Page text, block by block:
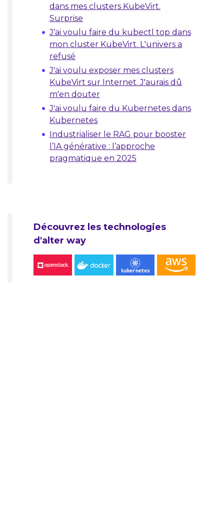
dans mes clusters KubeVirt.
Surprise
J'ai voulu faire du kubectl top dans
mon cluster KubeVirt. L'univers a
refusé
J'ai voulu exposer mes clusters
KubeVirt sur Internet. J'aurais dû
m'en douter
J'ai voulu faire du Kubernetes dans
Kubernetes
Industrialiser le RAG pour booster
l’IA générative : l’approche
pragmatique en 2025
Découvrez les technologies
d'alter way